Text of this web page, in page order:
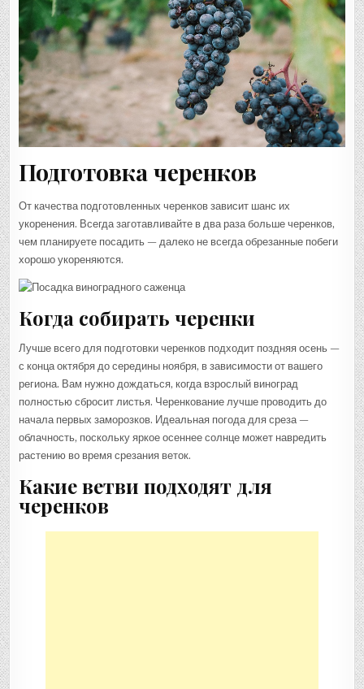
Подготовка черенков
От качества подготовленных черенков зависит шанс их
укоренения. Всегда заготавливайте в два раза больше черенков,
чем планируете посадить — далеко не всегда обрезанные побеги
хорошо укореняются.
Когда собирать черенки
Лучше всего для подготовки черенков подходит поздняя осень —
с конца октября до середины ноября, в зависимости от вашего
региона. Вам нужно дождаться, когда взрослый виноград
полностью сбросит листья. Черенкование лучше проводить до
начала первых заморозков. Идеальная погода для среза —
облачность, поскольку яркое осеннее солнце может навредить
растению во время срезания веток.
Какие ветви подходят для
черенков